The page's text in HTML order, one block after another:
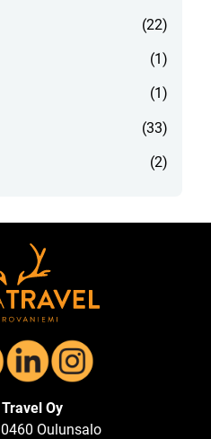
(22)
(1)
(1)
(33)
(2)
Oy
Oulunsalo